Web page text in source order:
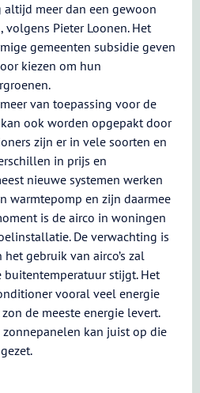
meer dan een gewoon
volgens Pieter Loonen. Het
gemeenten subsidie geven
kiezen om hun
van toepassing voor de
ook worden opgepakt door
zijn er in vele soorten en
in prijs en
nieuwe systemen werken
warmtepomp en zijn daarmee
is de airco in woningen
De verwachting is
gebruik van airco’s zal
stijgt. Het
vooral veel energie
de meeste energie levert.
zonnepanelen kan juist op die